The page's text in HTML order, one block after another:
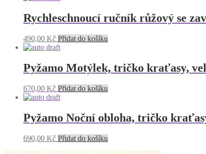
Rychleschnoucí ručník růžový se
490,00 Kč Přidat do košíku
Pyžamo Motýlek, tričko kraťasy,
670,00 Kč Přidat do košíku
Pyžamo Noční obloha, tričko
690,00 Kč Přidat do košíku